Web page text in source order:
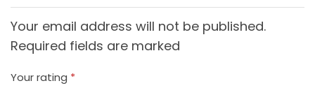
Your email address will not be published.
Required fields are marked
Your rating *